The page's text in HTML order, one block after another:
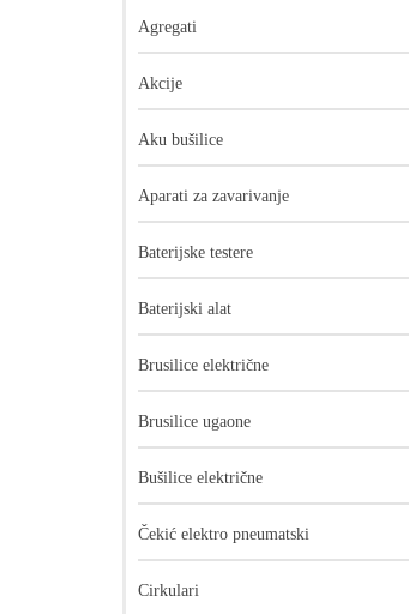
Agregati
Akcije
Aku bušilice
Aparati za zavarivanje
Baterijske testere
Baterijski alat
Brusilice električne
Brusilice ugaone
Bušilice električne
Čekić elektro pneumatski
Cirkulari